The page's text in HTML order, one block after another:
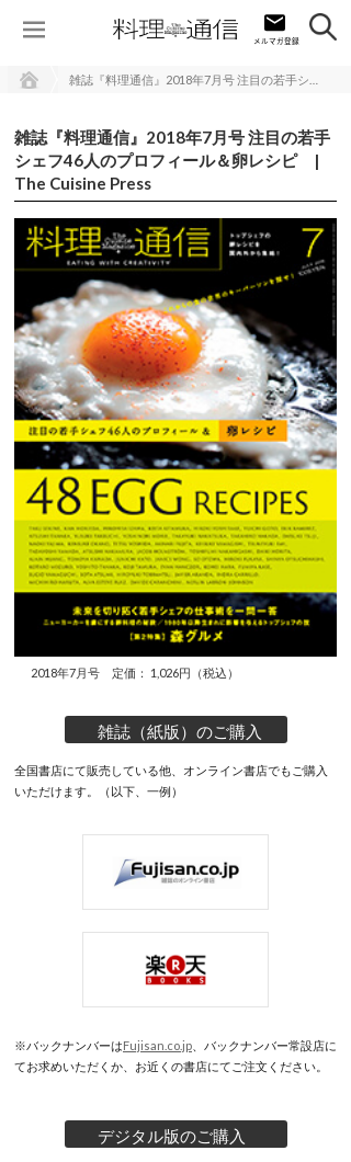
雑誌『料理通信』2018年7月号 注目の若手
シェフ46人のプロフィール＆卵レシピ |
The Cuisine Press
2018年7月号 定価： 1,026円（税込）
雑誌（紙版）のご購入
全国書店にて販売している他、オンライン書店でもご購入
いただけます。（以下、一例）
※バックナンバーはFujisan.co.jp 、バックナンバー常設店に
てお求めいただくか、お近くの書店にてご注文ください。
デジタル版のご購入